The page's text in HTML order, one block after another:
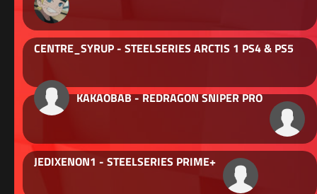
CENTRE_SYRUP - STEELSERIES ARCTIS 1 PS4 & PS5
KAKAOBAB - REDRAGON SNIPER PRO
JEDIXENON1 - STEELSERIES PRIME+